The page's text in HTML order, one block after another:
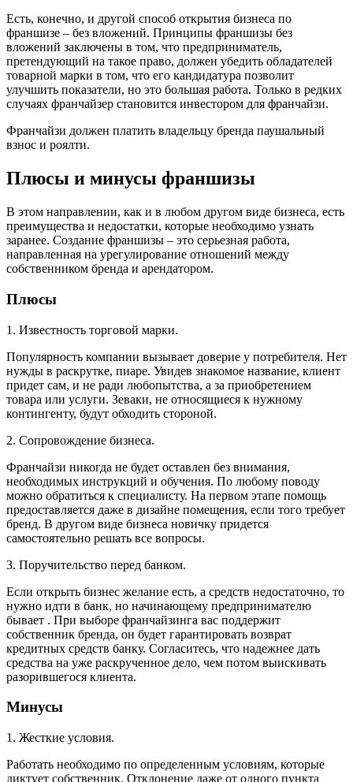
Есть, конечно, и другой способ открытия бизнеса по
франшизе – без вложений. Принципы франшизы без
вложений заключены в том, что предприниматель,
претендующий на такое право, должен убедить обладателей
товарной марки в том, что его кандидатура позволит
улучшить показатели, но это большая работа. Только в редких
случаях франчайзер становится инвестором для франчайзи.
Франчайзи должен платить владельцу бренда паушальный
взнос и роялти.
Плюсы и минусы франшизы
В этом направлении, как и в любом другом виде бизнеса, есть
преимущества и недостатки, которые необходимо узнать
заранее. Создание франшизы – это серьезная работа,
направленная на урегулирование отношений между
собственником бренда и арендатором.
Плюсы
1. Известность торговой марки.
Популярность компании вызывает доверие у потребителя. Нет
нужды в раскрутке, пиаре. Увидев знакомое название, клиент
придет сам, и не ради любопытства, а за приобретением
товара или услуги. Зеваки, не относящиеся к нужному
контингенту, будут обходить стороной.
2. Сопровождение бизнеса.
Франчайзи никогда не будет оставлен без внимания,
необходимых инструкций и обучения. По любому поводу
можно обратиться к специалисту. На первом этапе помощь
предоставляется даже в дизайне помещения, если того требует
бренд. В другом виде бизнеса новичку придется
самостоятельно решать все вопросы.
3. Поручительство перед банком.
Если открыть бизнес желание есть, а средств недостаточно, то
нужно идти в банк, но начинающему предпринимателю
бывает . При выборе франчайзинга вас поддержит
собственник бренда, он будет гарантировать возврат
кредитных средств банку. Согласитесь, что надежнее дать
средства на уже раскрученное дело, чем потом выискивать
разорившегося клиента.
Минусы
1. Жесткие условия.
Работать необходимо по определенным условиям, которые
диктует собственник. Отклонение даже от одного пункта